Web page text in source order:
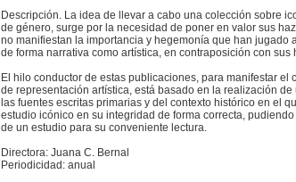
Descripción. La idea de llevar a cabo una colección sobre
de género, surge por la necesidad de poner en valor sus
no manifiestan la importancia y hegemonía que han
de forma narrativa como artística, en contraposición con
El hilo conductor de estas publicaciones, para manifestar
de representación artística, está basado en la realización
las fuentes escritas primarias y del contexto histórico en el
estudio icónico en su integridad de forma correcta,
de un estudio para su conveniente lectura.
Directora: Juana C. Bernal
Periodicidad: anual